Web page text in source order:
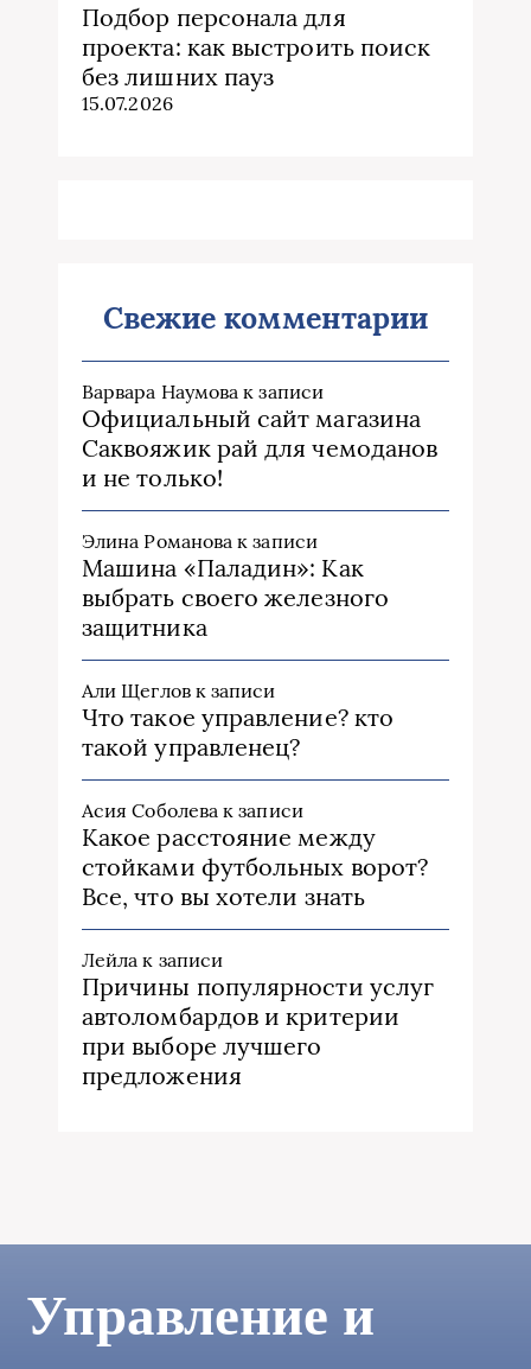
Подбор персонала для
проекта: как выстроить поиск
без лишних пауз
15.07.2026
Свежие комментарии
Варвара Наумова к записи
Официальный сайт магазина
Саквояжик рай для чемоданов
и не только!
Элина Романова к записи
Машина «Паладин»: Как
выбрать своего железного
защитника
Али Щегловк записи
Что такое управление? кто
такой управленец?
Асия Соболева к записи
Какое расстояние между
стойками футбольных ворот?
Все, что вы хотели знать
Лейла к записи
Причины популярности услуг
автоломбардов и критерии
при выборе лучшего
предложения
Управление и